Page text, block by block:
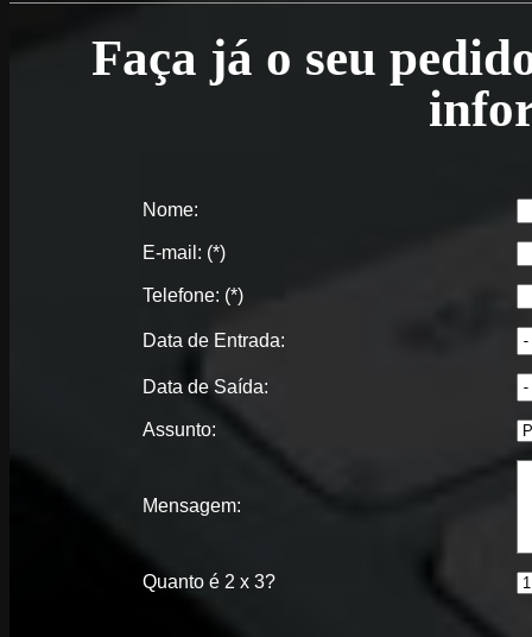
Faça já o seu
Nome:
E-mail: (*)
Telefone: (*)
Data de Entrada:
Data de Saída:
Assunto:
Mensagem:
Quanto é 2 x 3?